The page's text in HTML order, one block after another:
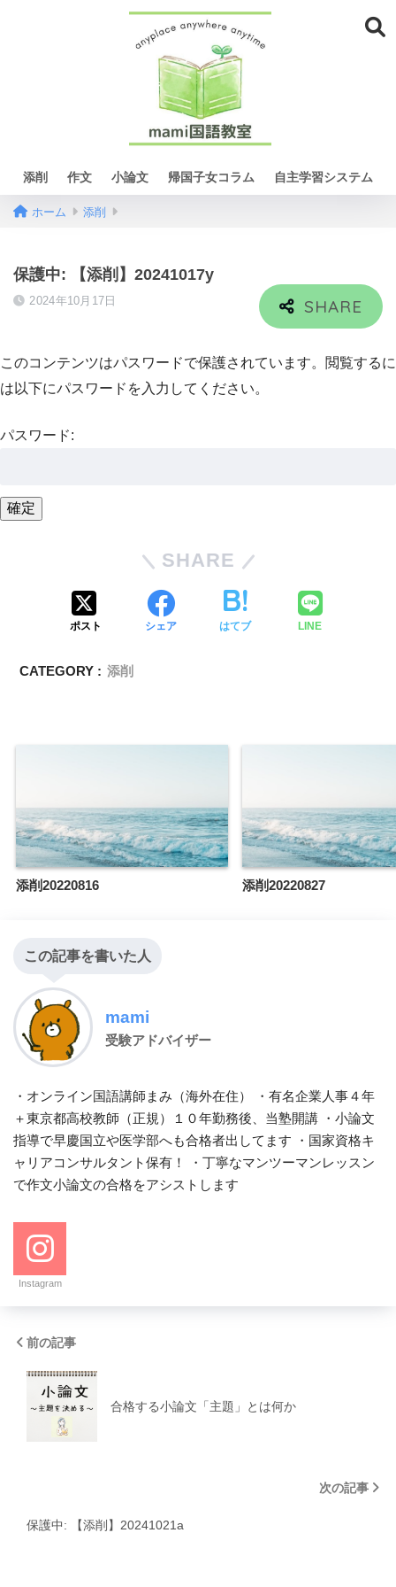
添削 作文 小論文 帰国子女コラム 自主学習システム
ホーム 添削
保護中: 【添削】20241017y
2024年10月17日
このコンテンツはパスワードで保護されています。閲覧するに
は以下にパスワードを入力してください。
パスワード:
SHARE
ポスト シェア はてブ LINE
CATEGORY : 添削
添削20220816 添削20220827
この記事を書いた人
mami
受験アドバイザー
・オンライン国語講師まみ（海外在住） ・有名企業人事４年
＋東京都高校教師（正規）１０年勤務後、当塾開講 ・小論文
指導で早慶国立や医学部へも合格者出してます ・国家資格キ
ャリアコンサルタント保有！ ・丁寧なマンツーマンレッスン
で作文小論文の合格をアシストします
Instagram
前の記事
合格する小論文「主題」とは何か
次の記事
保護中: 【添削】20241021a